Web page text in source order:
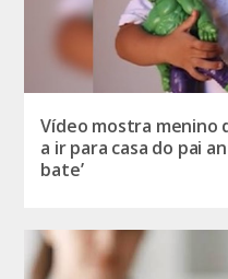
Vídeo mostra menino
a ir para casa do pai
bate’